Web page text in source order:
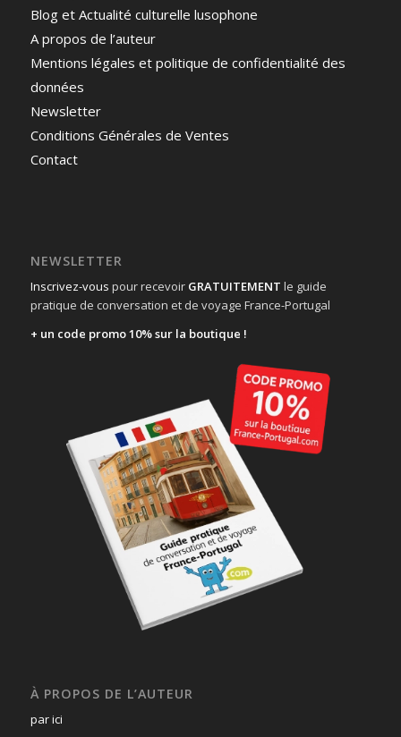
Blog et Actualité culturelle lusophone
A propos de l’auteur
Mentions légales et politique de confidentialité des
données
Newsletter
Conditions Générales de Ventes
Contact
NEWSLETTER
Inscrivez-vous pour recevoir GRATUITEMENT le guide
pratique de conversation et de voyage France-Portugal
+ un code promo 10% sur la boutique !
À PROPOS DE L’AUTEUR
par ici